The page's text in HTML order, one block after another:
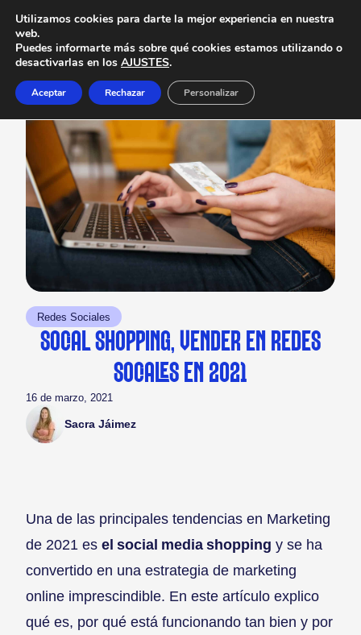
Redes Sociales
SOCIAL SHOPPING, VENDER EN REDES
SOCIALES EN 2021
16 de marzo, 2021
Sacra Jáimez
Una de las principales tendencias en Marketing
de 2021 es el social media shopping y se ha
convertido en una estrategia de marketing
online imprescindible. En este artículo explico
qué es, por qué está funcionando tan bien y por
Utilizamos cookies para darte la mejor experiencia en nuestra
web.
Puedes informarte más sobre qué cookies estamos utilizando o
desactivarlas en los AJUSTES.
Aceptar Rechazar Personalizar